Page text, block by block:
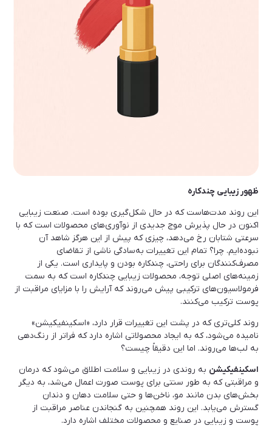
ظهور زیبایی چندکاره
این روند مدت‌هاست که در حال شکل‌گیری بوده است. صنعت زیبایی
اکنون در حال پذیرش موج جدیدی از نوآوری‌های محصولات است که با
سرعتی شتابان رخ می‌دهد، چیزی که پیش از این هرگز شاهد آن
نبوده‌ایم. چرا؟ تمام این تغییرات به‌سادگی ناشی از تقاضای
مصرف‌کنندگان برای راحتی، چندکاره بودن و پایداری است. یکی از
زمینه‌های اصلی توجه، محصولات زیبایی چندکاره است که به سمت
فرمولاسیون‌های ترکیبی پیش می‌روند که آرایش را با مزایای مراقبت از
پوست ترکیب می‌کنند.
روند کلی‌تری که در پشت این تغییرات قرار دارد، «اسکینفیکیشن»
نامیده می‌شود، که به ایجاد محصولاتی اشاره دارد که فراتر از رنگ‌دهی
به لب‌ها می‌روند. اما این دقیقاً چیست؟
اسکینفیکیشن به روندی در زیبایی و سلامت اطلاق می‌شود که درمان
و مراقبتی که به طور سنتی برای پوست صورت اعمال می‌شد، به دیگر
بخش‌های بدن مانند مو، ناخن‌ها و حتی سلامت دهان و دندان
گسترش می‌یابد. این روند همچنین به گنجاندن عناصر مراقبت از
پوست و زیبایی در صنایع و محصولات مختلف اشاره دارد.